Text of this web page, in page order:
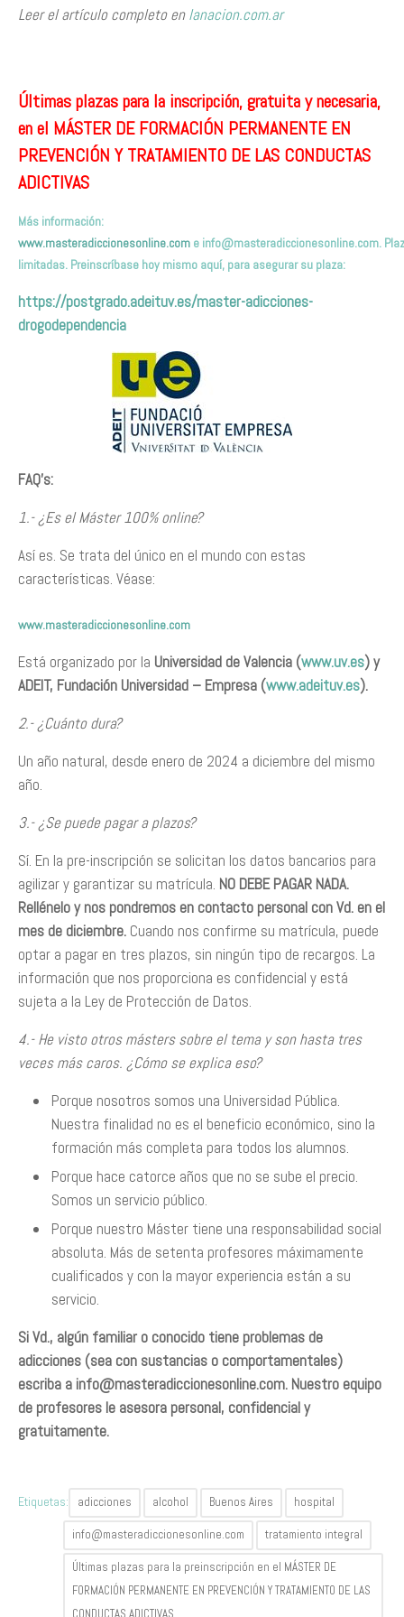
Leer el artículo completo enlanacion.com.ar
Últimas plazas para la inscripción, gratuita y necesaria,
en el MÁSTER DE FORMACIÓN PERMANENTE EN
PREVENCIÓN Y TRATAMIENTO DE LAS CONDUCTAS
ADICTIVAS
Más información:
www.masteradiccionesonline.com e info@masteradiccionesonline.com.
limitadas. Preinscríbase hoy mismo aquí, para asegurar su plaza:
https://postgrado.adeituv.es/master-adicciones-
drogodependencia
FAQ’s:
1.- ¿Es el Máster 100% online?
Así es. Se trata del único en el mundo con estas
características. Véase:
www.masteradiccionesonline.com
Está organizado por la Universidad de Valencia (www.uv.es) y
ADEIT, Fundación Universidad – Empresa (www.adeituv.es).
2.- ¿Cuánto dura?
Un año natural, desde enero de 2024 a diciembre del mismo
año.
3.- ¿Se puede pagar a plazos?
Sí. En la pre-inscripción se solicitan los datos bancarios para
agilizar y garantizar su matrícula. NO DEBE PAGAR NADA.
Rellénelo y nos pondremos en contacto personal con Vd. en el
mes de diciembre. Cuando nos confirme su matrícula, puede
optar a pagar en tres plazos, sin ningún tipo de recargos. La
información que nos proporciona es confidencial y está
sujeta a la Ley de Protección de Datos.
4.- He visto otros másters sobre el tema y son hasta tres
veces más caros. ¿Cómo se explica eso?
Porque nosotros somos una Universidad Pública.
Nuestra finalidad no es el beneficio económico, sino la
formación más completa para todos los alumnos.
Porque hace catorce años que no se sube el precio.
Somos un servicio público.
Porque nuestro Máster tiene una responsabilidad social
absoluta. Más de setenta profesores máximamente
cualificados y con la mayor experiencia están a su
servicio.
Si Vd., algún familiar o conocido tiene problemas de
adicciones (sea con sustancias o comportamentales)
escriba a info@masteradiccionesonline.com. Nuestro equipo
de profesores le asesora personal, confidencial y
gratuitamente.
Etiquetas: adicciones alcohol Buenos Aires hospital
info@masteradiccionesonline.com tratamiento integral
Últimas plazas para la preinscripción en el MÁSTER DE
FORMACIÓN PERMANENTE EN PREVENCIÓN Y TRATAMIENTO DE LAS
CONDUCTAS ADICTIVAS